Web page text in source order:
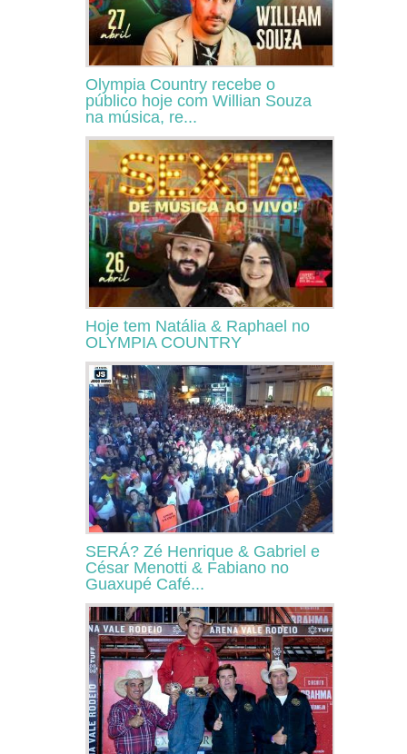
Olympia Country recebe o
público hoje com Willian Souza
na música, re...
Hoje tem Natália & Raphael no
OLYMPIA COUNTRY
SERÁ? Zé Henrique & Gabriel e
César Menotti & Fabiano no
Guaxupé Café...